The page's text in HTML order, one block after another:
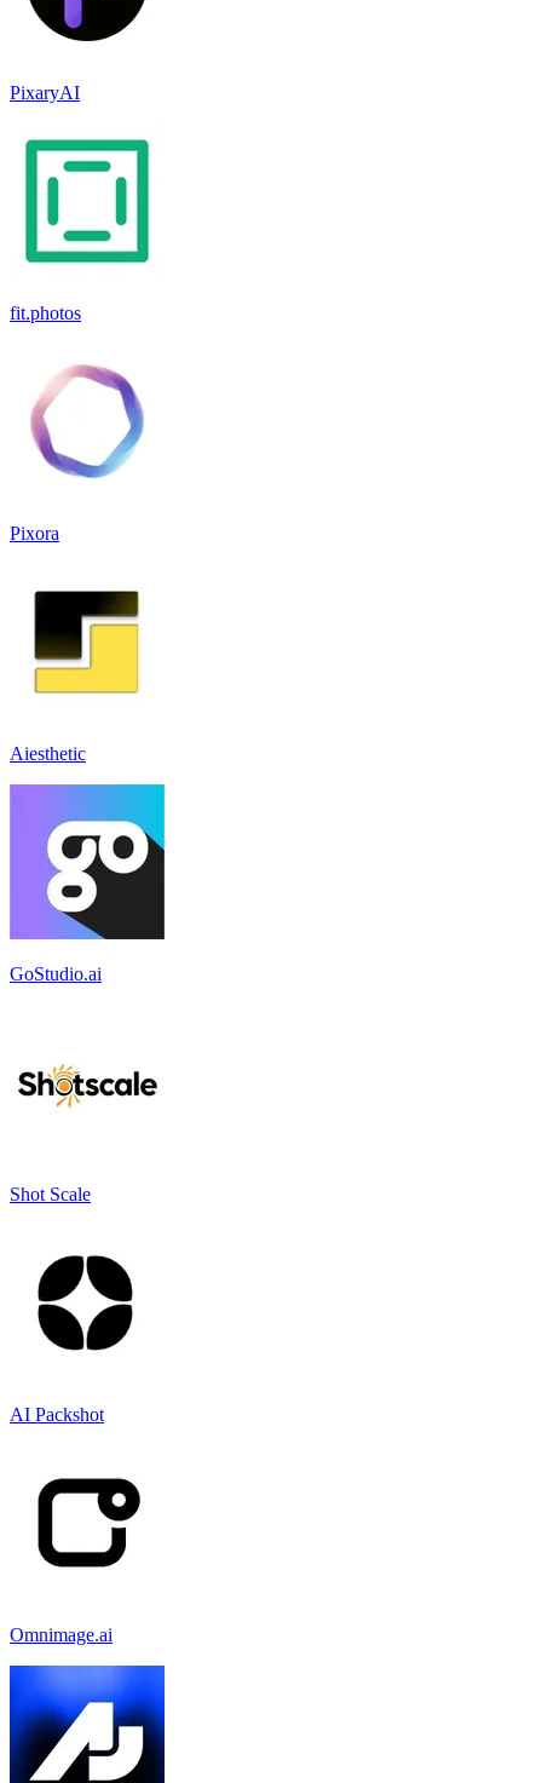
PixaryAI
fit.photos
Pixora
Aiesthetic
GoStudio.ai
Shot Scale
AI Packshot
Omnimage.ai